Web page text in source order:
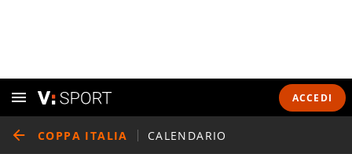
ACCEDI
COPPA ITALIA CALENDARIO